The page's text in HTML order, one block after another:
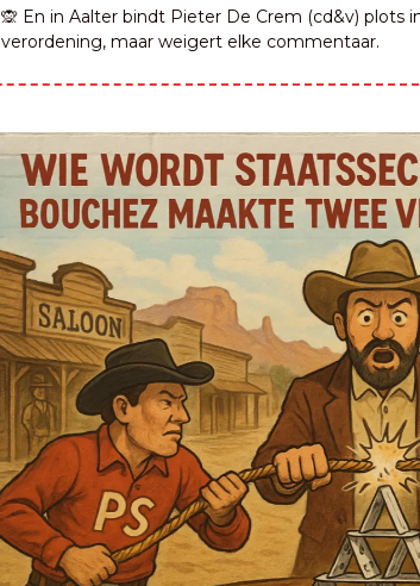
🙊 En in Aalter bindt Pieter De Crem (cd&v) plots
verordening, maar weigert elke commentaar.